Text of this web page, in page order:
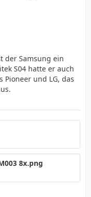
der Samsung ein
S04 hatte er auch
und LG, das
8x.png